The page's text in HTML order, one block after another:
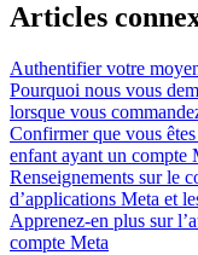
Articles
Authentifier votre
Pourquoi nous vous
lorsque vous
Confirmer que vous
enfant ayant un compte
Renseignements sur le
d’applications Meta et
Apprenez-en plus sur
compte Meta